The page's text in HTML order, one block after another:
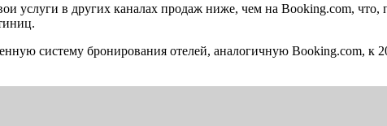
услуги в других каналах продаж ниже, чем на Booking.com,
систему бронирования отелей, аналогичную Booking.com, к